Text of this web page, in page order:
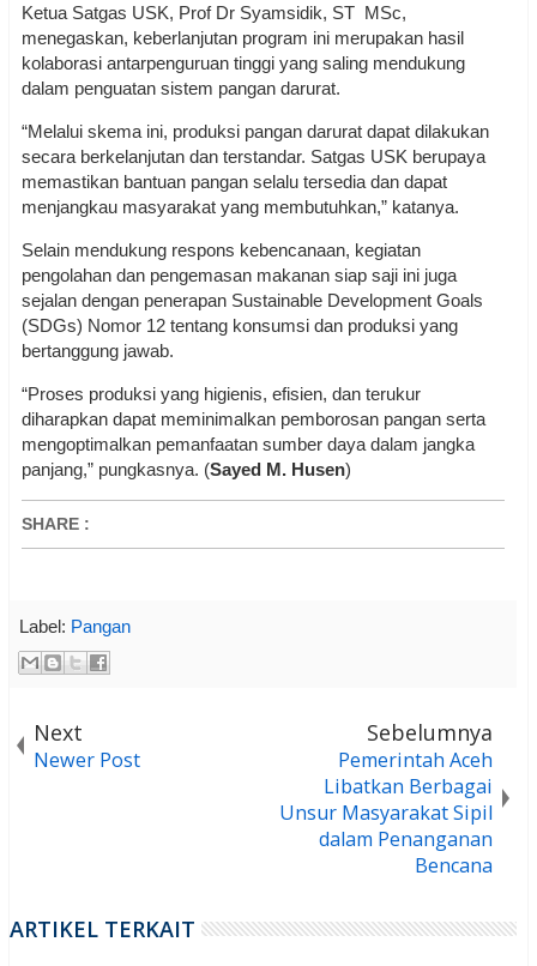
Ketua Satgas USK, Prof Dr Syamsidik, ST MSc,
menegaskan, keberlanjutan program ini merupakan hasil
kolaborasi antarpenguruan tinggi yang saling mendukung
dalam penguatan sistem pangan darurat.
“Melalui skema ini, produksi pangan darurat dapat dilakukan
secara berkelanjutan dan terstandar. Satgas USK berupaya
memastikan bantuan pangan selalu tersedia dan dapat
menjangkau masyarakat yang membutuhkan,” katanya.
Selain mendukung respons kebencanaan, kegiatan
pengolahan dan pengemasan makanan siap saji ini juga
sejalan dengan penerapan Sustainable Development Goals
(SDGs) Nomor 12 tentang konsumsi dan produksi yang
bertanggung jawab.
“Proses produksi yang higienis, efisien, dan terukur
diharapkan dapat meminimalkan pemborosan pangan serta
mengoptimalkan pemanfaatan sumber daya dalam jangka
panjang,” pungkasnya. (Sayed M. Husen)
SHARE :
Label: Pangan
Next
Newer Post
Sebelumnya
Pemerintah Aceh
Libatkan Berbagai
Unsur Masyarakat Sipil
dalam Penanganan
Bencana
ARTIKEL TERKAIT